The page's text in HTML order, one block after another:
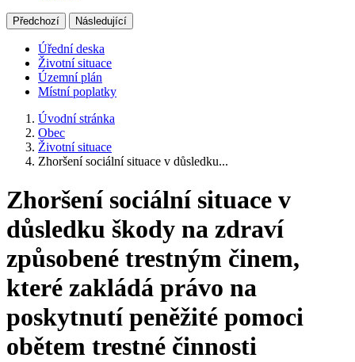
Předchozí Následující
Úřední deska
Životní situace
Územní plán
Místní poplatky
Úvodní stránka
Obec
Životní situace
Zhoršení sociální situace v důsledku...
Zhoršení sociální situace v
důsledku škody na zdraví
způsobené trestným činem,
které zakládá právo na
poskytnutí peněžité pomoci
obětem trestné činnosti